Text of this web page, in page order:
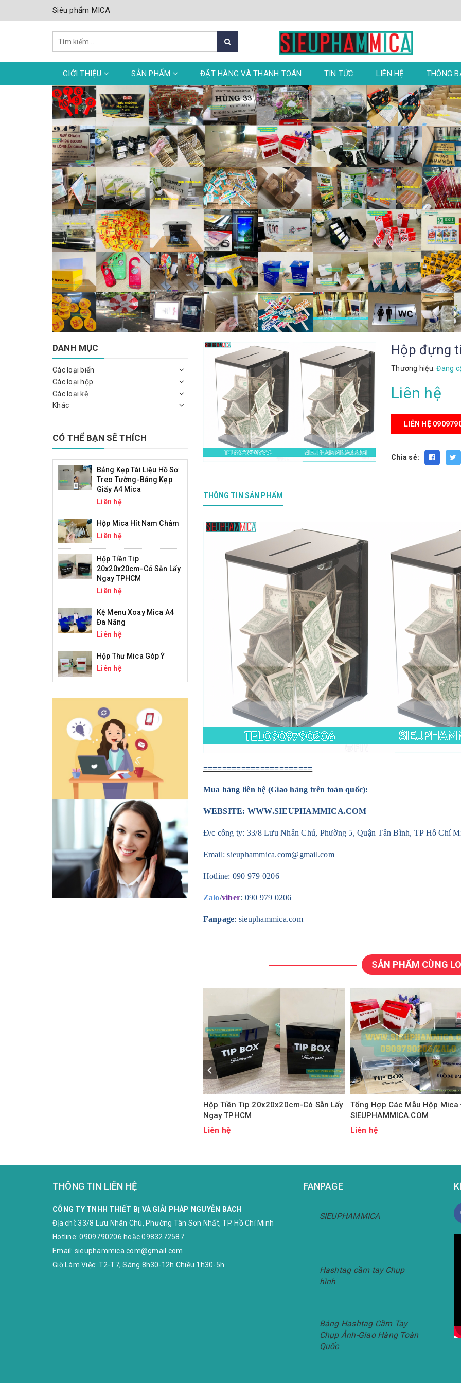
Siêu phẩm MICA
GIỚI THIỆU SẢN PHẨM ĐẶT HÀNG VÀ THANH TOÁN TIN TỨC LIÊN HỆ THÔNG
Hộp đựng
Thương hiệu: Đang
Liên hệ
LIÊN HỆ
Chia sẻ:
THÔNG TIN SẢN PHẨM
=======================
Mua hàng liên hệ (Giao hàng trên toàn quốc):
WEBSITE: WWW.SIEUPHAMMICA.COM
Đ/c công ty: 33/8 Lưu Nhân Chú, Phường 5, Quận Tân Bình, TP Hồ Chí
Email:sieuphammica.com@gmail.com
Hotline: 090 979 0206
Zalo/viber: 090 979 0206
Fanpage: sieuphammica.com
SẢN PHẨM CÙNG
Hộp Tiền Tip 20x20x20cm-Có Sẵn Lấy
Ngay TPHCM
Liên hệ
Tổng Hợp Các Mẫu Hộp Mica
SIEUPHAMMICA.COM
Liên hệ
DANH MỤC
Các loại biển
Các loại hộp
Các loại kệ
Khác
CÓ THỂ BẠN SẼ THÍCH
Bảng Kẹp Tài Liệu Hồ Sơ
Treo Tường-Bảng Kẹp
Giấy A4 Mica
Liên hệ
Hộp Mica Hít Nam Châm
Liên hệ
Hộp Tiền Tip
20x20x20cm-Có Sẵn Lấy
Ngay TPHCM
Liên hệ
Kệ Menu Xoay Mica A4
Đa Năng
Liên hệ
Hộp Thư Mica Góp Ý
Liên hệ
THÔNG TIN LIÊN HỆ
CÔNG TY TNHH THIẾT BỊ VÀ GIẢI PHÁP NGUYỄN BÁCH
Địa chỉ:33/8 Lưu Nhân Chú, Phường Tân Sơn Nhất, TP. Hồ Chí Minh
Hotline:0909790206 hoặc0983272587
Email: sieuphammica.com@gmail.com
Giờ Làm Việc: T2-T7, Sáng 8h30-12h Chiều 1h30-5h
FANPAGE
SIEUPHAMMICA
Hashtag cầm tay Chụp
hình
Bảng Hashtag Cầm Tay
Chụp Ảnh-Giao Hàng Toàn
Quốc